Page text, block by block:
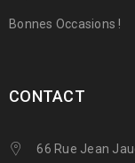
Bonnes Occasions !
CONTACT
66 Rue Jean